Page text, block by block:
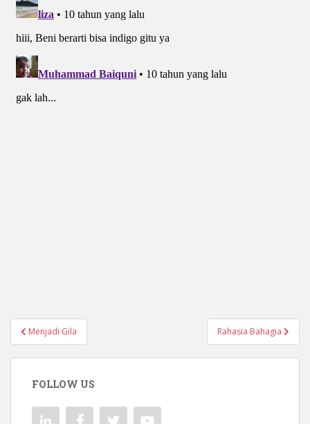
Navigasi
pos
Menjadi Gila Rahasia Bahagia
FOLLOW US